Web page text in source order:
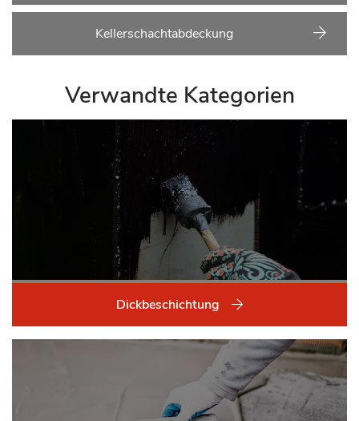
Kellerschachtabdeckung
Verwandte Kategorien
Dickbeschichtung